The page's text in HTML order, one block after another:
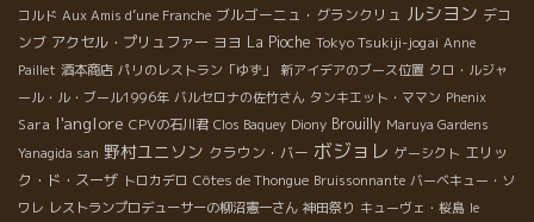
コルド Aux Amis d’une Franche ブルゴーニュ・グランクリュ ルシヨン デコ
ンブ アクセル・プリュファー ヨヨ La Pioche Tokyo Tsukiji-jogai Anne
Paillet 酒本商店 パリのレストラン「ゆず」 新アイデアのブース位置 クロ・ルジャ
ール・ル・ブール1996年 バルセロナの佐竹さん タンキエット・ママン Phenix
Sara l'anglore CPVの石川君 Clos Baquey Diony Brouilly Maruya Gardens
Yanagida san 野村ユニソン クラウン・バー ボジョレ ゲーシクト エリッ
ク・ド・スーザ トロカデロ Côtes de Thongue Bruissonnante バーベキュー・ソ
ワレ レストランプロデューサーの柳沼憲一さん 神田祭り キューヴェ・桜島 le